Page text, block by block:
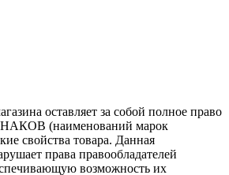
оставляет за собой полное право
(наименований марок
свойства товара. Данная
права правообладателей
возможность их